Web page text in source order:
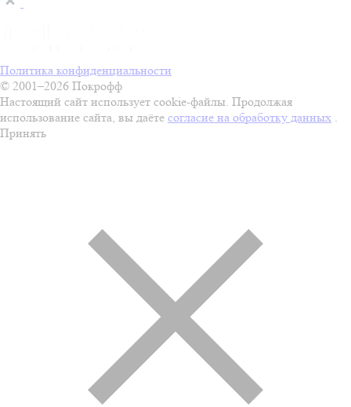
Политика конфиденциальности
© 2001–2026 Покрофф
Настоящий сайт использует cookie-файлы. Продолжая
использование сайта, вы даёте согласие на обработку данных .
Принять